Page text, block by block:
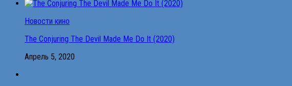
Новости кино
The Conjuring The Devil Made Me Do It (2020)
Апрель 5, 2020